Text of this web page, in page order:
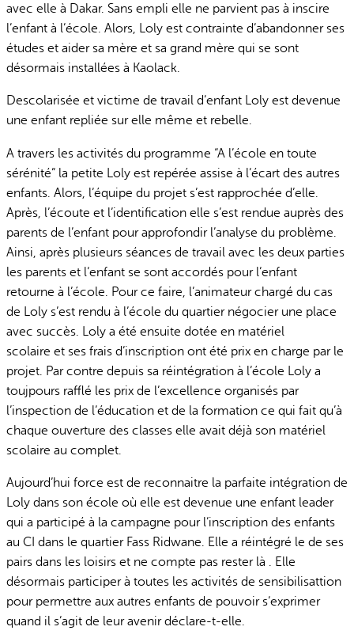
avec elle à Dakar. Sans empli elle ne parvient pas à inscire
l’enfant à l’école. Alors, Loly est contrainte d’abandonner ses
études et aider sa mère et sa grand mère qui se sont
désormais installées à Kaolack.
Descolarisée et victime de travail d’enfant Loly est devenue
une enfant repliée sur elle même et rebelle.
A travers les activités du programme “A l’école en toute
sérénité” la petite Loly est repérée assise à l’écart des autres
enfants. Alors, l’équipe du projet s’est rapprochée d’elle.
Après, l’écoute et l’identification elle s’est rendue auprès des
parents de l’enfant pour approfondir l’analyse du problème.
Ainsi, après plusieurs séances de travail avec les deux parties
les parents et l’enfant se sont accordés pour l’enfant
retourne à l’école. Pour ce faire, l’animateur chargé du cas
de Loly s’est rendu à l’école du quartier négocier une place
avec succès. Loly a été ensuite dotée en matériel
scolaire et ses frais d’inscription ont été prix en charge par le
projet. Par contre depuis sa réintégration à l’école Loly a
toujpours rafflé les prix de l’excellence organisés par
l’inspection de l’éducation et de la formation ce qui fait qu’à
chaque ouverture des classes elle avait déjà son matériel
scolaire au complet.
Aujourd’hui force est de reconnaitre la parfaite intégration de
Loly dans son école où elle est devenue une enfant leader
qui a participé à la campagne pour l’inscription des enfants
au CI dans le quartier Fass Ridwane. Elle a réintégré le de ses
pairs dans les loisirs et ne compte pas rester là . Elle
désormais participer à toutes les activités de sensibilisattion
pour permettre aux autres enfants de pouvoir s’exprimer
quand il s’agit de leur avenir déclare-t-elle.